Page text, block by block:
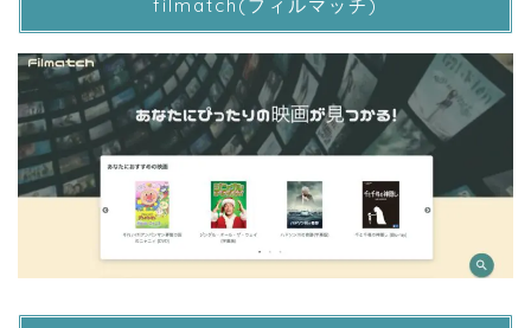
filmatch(フィルマッチ)